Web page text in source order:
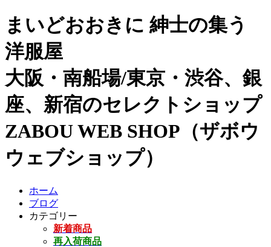
まいどおおきに 紳士の集う
洋服屋
大阪・南船場/東京・渋谷、銀
座、新宿のセレクトショップ
ZABOU WEB SHOP（ザボウ
ウェブショップ）
ホーム
ブログ
カテゴリー
新着商品
再入荷商品